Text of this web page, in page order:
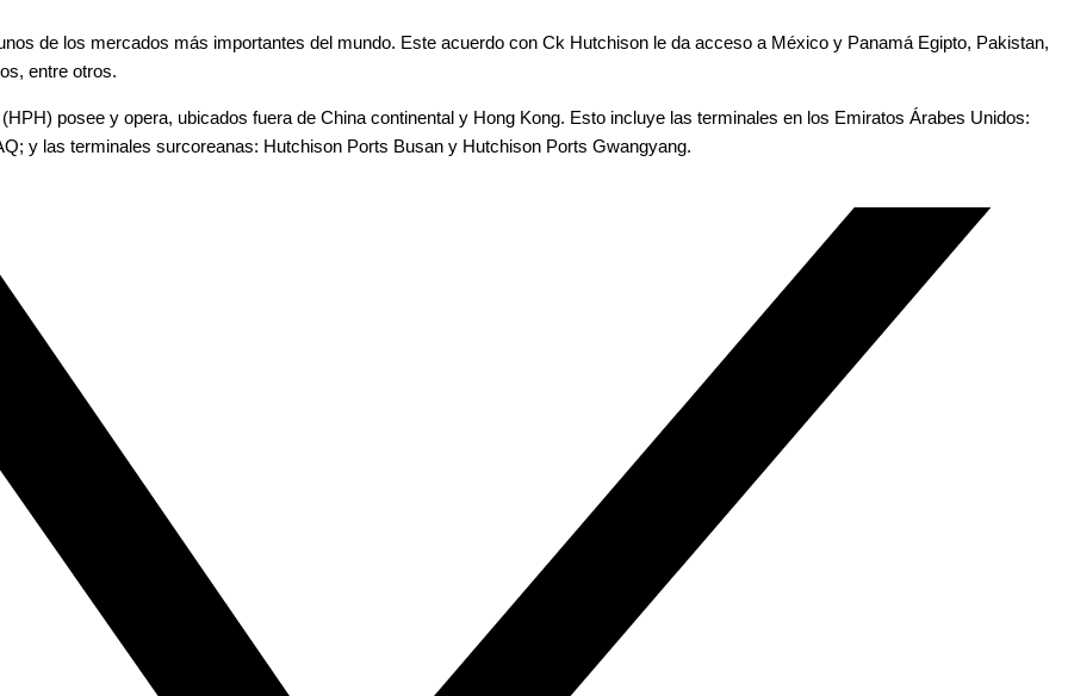
de los mercados más importantes del mundo. Este acuerdo con Ck Hutchison le da acceso a México y Panamá Egipto, Pakistan,
entre otros.
posee y opera, ubicados fuera de China continental y Hong Kong. Esto incluye las terminales en los Emiratos Árabes Unidos:
y las terminales surcoreanas: Hutchison Ports Busan y Hutchison Ports Gwangyang.